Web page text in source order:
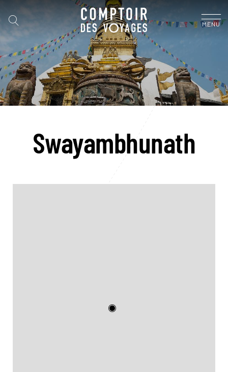
MENU
Swayambhunath